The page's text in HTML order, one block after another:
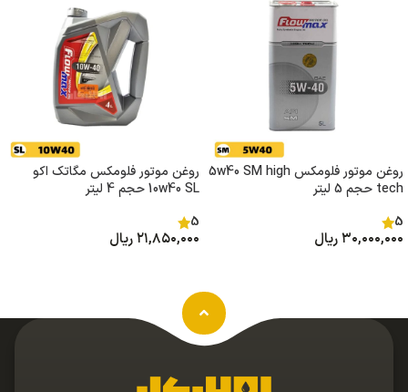
روغن موتور فلومکس 5w40 SM high
tech حجم 5 لیتر
5
۳۰,۰۰۰,۰۰۰ریال
روغن موتور فلومکس مگاتک اکو
10w40 SL حجم 4 لیتر
5
۲۱,۸۵۰,۰۰۰ریال